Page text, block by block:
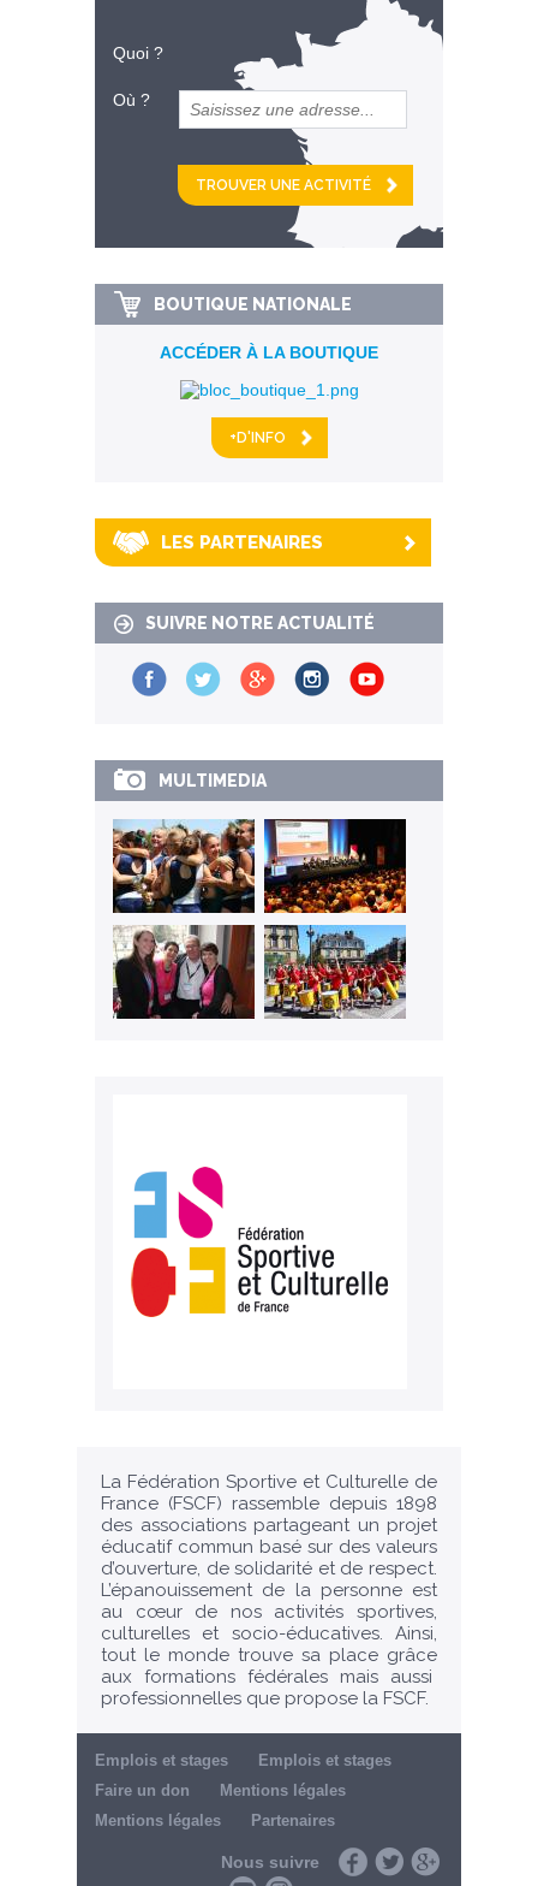
Quoi ?
Où ?
et
km alentour
BOUTIQUE NATIONALE
ACCÉDER À LA BOUTIQUE
+D'INFO
LES PARTENAIRES
SUIVRE NOTRE ACTUALITÉ
MULTIMEDIA
La Fédération Sportive et Culturelle de
France (FSCF) rassemble depuis 1898
des associations partageant un projet
éducatif commun basé sur des valeurs
d’ouverture, de solidarité et de respect.
L’épanouissement de la personne est
au cœur de nos activités sportives,
culturelles et socio-éducatives. Ainsi,
tout le monde trouve sa place grâce
aux formations fédérales mais aussi
professionnelles que propose la FSCF.
Emplois et stages
Emplois et stages
Faire un don
Mentions légales
Mentions légales
Partenaires
Nous suivre